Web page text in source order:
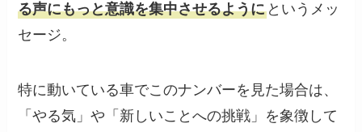
る声にもっと意識を集中させるように というメッ
セージ。
特に動いている車でこのナンバーを見た場合は、
「やる気」や「新しいことへの挑戦」を象徴して